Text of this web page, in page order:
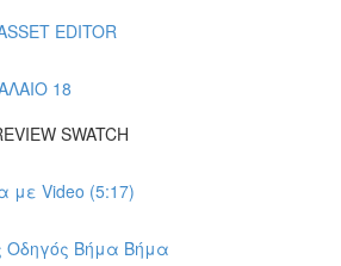
EDITOR
18
SWATCH
με Video (5:17)
Οδηγός Βήμα Βήμα